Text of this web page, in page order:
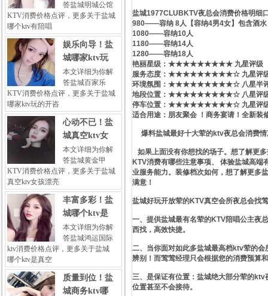
盐城1977CLUBKTV夜总会消费价格明细
980——容纳 8人【容纳4男4女】包含酒水
1080——容纳10人
1180——容纳14人
1280——容纳18人
艳丽星级​‌‌：★★★★★★★★★ 九星评级
服务态度：★★★★★★★★★☆ 九星评
环境氛围：★★★★★★★★★☆ 八星半
地段位置：★★★★★★★★★☆ 八星评
停车位置：★★★★★★★★★☆ 九星评
适合用途：朋友聚会 ！商务宴请！全新
爆料盐城最好十大荤的ktv夜总会消费情
如果上面没有你想找的场子。想了解更
KTV消费有哪些注意事项、 体验盐城高
业服务能力。装修档次如何，想了解更多
满意！
盐城好玩开放荤的KTV真空会所夜总会找
一、提供盐城最有名荤的KTV陪唱公主夜
西找，高效快捷。
二、当你面对如此多盐城最高档ktv荤的
辨别！而莺莺经理只会根据您的消费预算
三、是保证有位置：盐城绝大部分荤的
位置甚至不会接待。
答盐城明城公馆
KTV消费价格点评，更多关于盐城
哪个ktv有陪唱
娱乐向导！盐
城哪家ktv玩
本文详细为你解
答盐城百家乐
KTV消费价格点评，更多关于盐城
哪家ktv玩的开咨
心动不已！盐
城真空ktv女
本文详细为你解
答盐城黄金甲
KTV消费价格点评，更多关于盐城
真空ktv女孩漂亮
丰富多彩！盐
城哪个ktv是
本文详细为你解
答盐城鸿运国际
ktv消费价格点评，更多关于盐城
哪个ktv是真空
质量到位！盐
城商务ktv哪